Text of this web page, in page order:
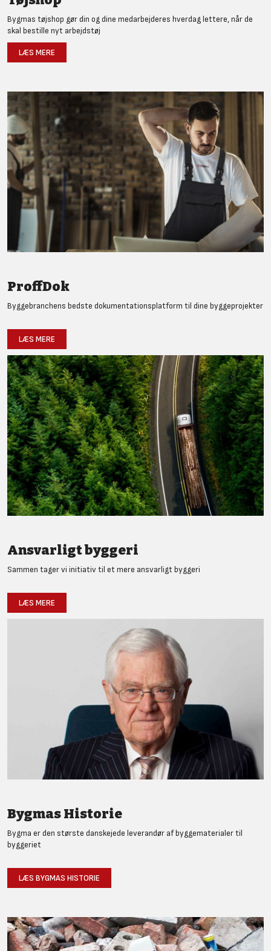
Bygmas tøjshop gør din og dine medarbejderes hverdag lettere, når de
skal bestille nyt arbejdstøj
LÆS MERE
ProffDok
Byggebranchens bedste dokumentationsplatform til dine byggeprojekter
LÆS MERE
Ansvarligt byggeri
Sammen tager vi initiativ til et mere ansvarligt byggeri
LÆS MERE
Bygmas Historie
Bygma er den største danskejede leverandør af byggematerialer til
byggeriet
LÆS BYGMAS HISTORIE